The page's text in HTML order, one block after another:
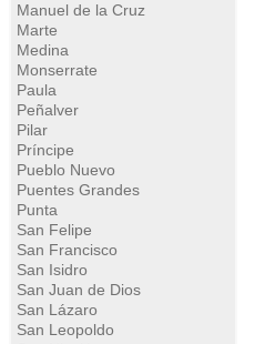
Manuel de la Cruz
Marte
Medina
Monserrate
Paula
Peñalver
Pilar
Príncipe
Pueblo Nuevo
Puentes Grandes
Punta
San Felipe
San Francisco
San Isidro
San Juan de Dios
San Lázaro
San Leopoldo